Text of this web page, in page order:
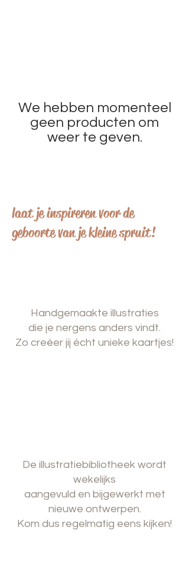
We hebben momenteel
geen producten om
weer te geven.
laat je inspireren voor de
geboorte van je kleine spruit!
Handgemaakte illustraties
die je nergens anders vindt.
Zo creëer jij écht unieke kaartjes!
De illustratiebibliotheek wordt
wekelijks
aangevuld en bijgewerkt met
nieuwe ontwerpen.
Kom dus regelmatig eens kijken!